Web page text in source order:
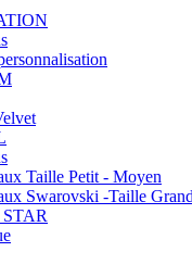
Taille Petit - Moyen
Swarovski -Taille